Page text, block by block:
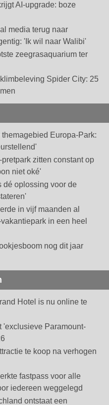
AI-upgrade: boze
media terug naar
'Ik wil naar Walibi'
zeegrasaquarium ter
Spider City: 25
Europa-Park:
zitten constant op
niet oké'
dé oplossing voor de
in vijf maanden al
in een heel
nog dit jaar
Hotel is nu online te
'exclusieve Paramount-
te koop na verhogen
fastpass voor alle
iedereen weggelegd
ontstaat een